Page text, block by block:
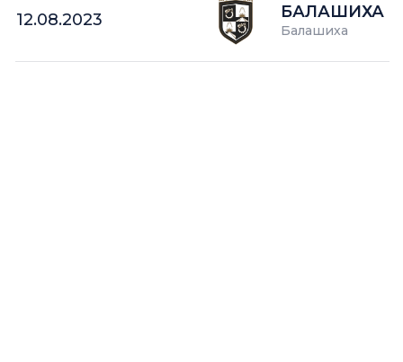
12.08.2023 БАЛАШИХА
Балашиха